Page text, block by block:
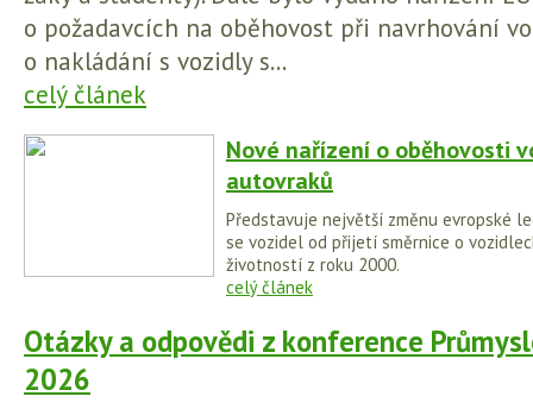
o požadavcích na oběhovost při navrhování
o nakládání s vozidly s...
celý článek
Nové nařízení o oběhovosti
autovraků
Představuje největší změnu evropské
se vozidel od přijetí směrnice o
životností z roku 2000.
celý článek
Otázky a odpovědi z konference
2026